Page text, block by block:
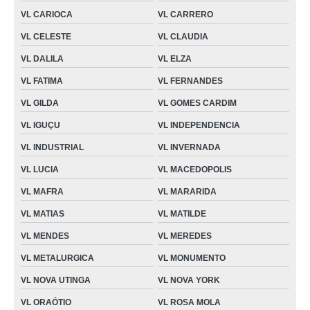
VL CARIOCA VL CARRERO
VL CELESTE VL CLAUDIA
VL DALILA VL ELZA
VL FATIMA VL FERNANDES
VL GILDA VL GOMES CARDIM
VL IGUÇU VL INDEPENDENCIA
VL INDUSTRIAL VL INVERNADA
VL LUCIA VL MACEDOPOLIS
VL MAFRA VL MARARIDA
VL MATIAS VL MATILDE
VL MENDES VL MEREDES
VL METALURGICA VL MONUMENTO
VL NOVA UTINGA VL NOVA YORK
VL ORAÓTIO VL ROSA MOLA